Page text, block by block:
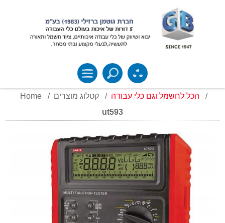
Home / קטלוג מוצרים / הכל לחשמל וגם כלי עבודה
/
ut593